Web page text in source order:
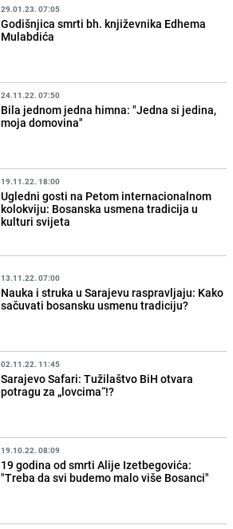
29.01.23. 07:05
Godišnjica smrti bh. književnika Edhema
Mulabdića
24.11.22. 07:50
Bila jednom jedna himna: "Jedna si jedina,
moja domovina"
19.11.22. 18:00
Ugledni gosti na Petom internacionalnom
kolokviju: Bosanska usmena tradicija u
kulturi svijeta
13.11.22. 07:00
Nauka i struka u Sarajevu raspravljaju: Kako
sačuvati bosansku usmenu tradiciju?
02.11.22. 11:45
Sarajevo Safari: Tužilaštvo BiH otvara
potragu za „lovcima“!?
19.10.22. 08:09
19 godina od smrti Alije Izetbegovića:
"Treba da svi budemo malo više Bosanci"